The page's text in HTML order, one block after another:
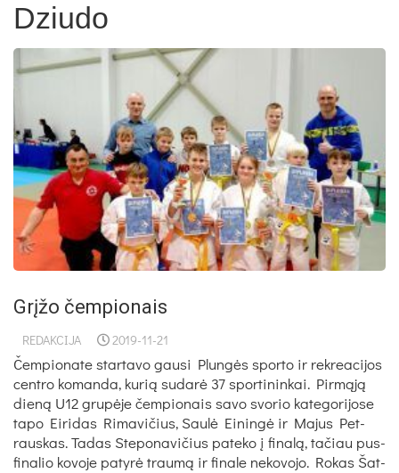
Dziudo
Grįžo čempionais
REDAKCIJA 2019-11-21
Čem­pio­na­te star­ta­vo gau­si Plun­gės spor­to ir rek­rea­ci­jos
cent­ro ko­man­da, ku­rią su­da­rė 37 spor­ti­nin­kai. Pir­mą­ją
die­ną U12 gru­pė­je čem­pio­nais sa­vo svo­rio ka­te­go­ri­jo­se
ta­po Ei­ri­das Ri­ma­vi­čius, Sau­lė Ei­nin­gė ir Ma­jus Pet­
raus­kas. Ta­das Ste­po­na­vi­čius pa­te­ko į fi­na­lą, ta­čiau pus­
fi­na­lio ko­vo­je pa­ty­rė trau­mą ir fi­na­le ne­ko­vo­jo. Ro­kas Šat­